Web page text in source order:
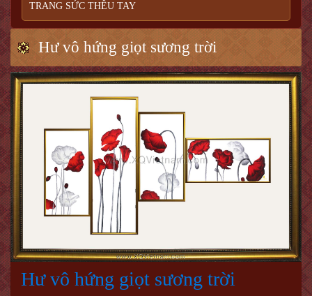
TRANG SỨC THÊU TAY
Hư vô hứng giọt sương trời
Hư vô hứng giọt sương trời